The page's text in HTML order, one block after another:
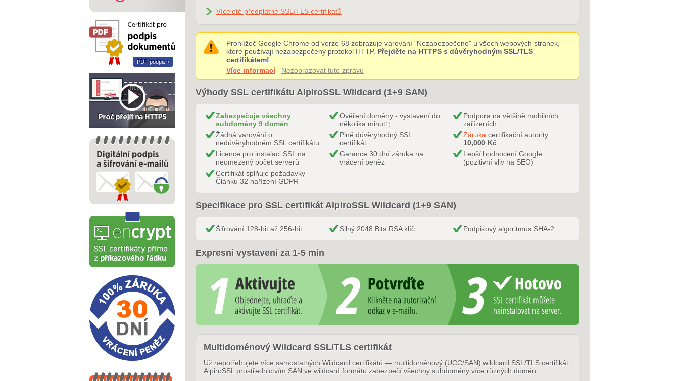
PDF podpis ›
Víceleté předplatné SSL/TLS certifikátů
Prohlížeč Google Chrome od verze 68 zobrazuje varování "Nezabezpečeno" u všech webových stránek,
které používají nezabezpečený protokol HTTP. Přejděte na HTTPS s důvěryhodným SSL/TLS
certifikátem!
Více informací
Nezobrazovat tuto zprávu
Výhody SSL certifikátu AlpiroSSL Wildcard (1+9 SAN)
Zabezpečuje všechny
subdomény 9 domén
Ověření domény - vystavení do
několika minut1)
Podpora na většině mobilních
zařízeních
Žádná varování o
nedůvěryhodném SSL certifikátu
Plně důvěryhodný SSL
certifikát
Záruka certifikační autority:
10,000 Kč
Licence pro instalaci SSL na
neomezený počet serverů
Garance 30 dní záruka na
vrácení peněz
Lepší hodnocení Google
(pozitivní vliv na SEO)
Certifikát splňuje požadavky
Článku 32 nařízení GDPR
Specifikace pro SSL certifikát AlpiroSSL Wildcard (1+9 SAN)
Šifrování 128-bit až 256-bit Silný 2048 Bits RSA klíč Podpisový algoritmus SHA-2
Expresní vystavení za 1-5 min
Multidoménový Wildcard SSL/TLS certifikát
Už nepotřebujete více samostatných Wildcard certifikátů — multidoménový (UCC/SAN) wildcard SSL/TLS certifikát
AlpiroSSL prostřednictvím SAN ve wildcard formátu zabezpečí všechny subdomény více různých domén: